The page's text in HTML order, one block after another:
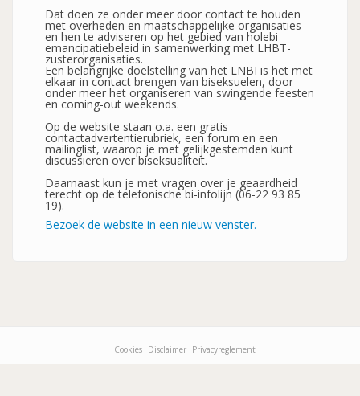
Dat doen ze onder meer door contact te houden
met overheden en maatschappelijke organisaties
en hen te adviseren op het gebied van holebi
emancipatiebeleid in samenwerking met LHBT-
zusterorganisaties.
Een belangrijke doelstelling van het LNBI is het met
elkaar in contact brengen van biseksuelen, door
onder meer het organiseren van swingende feesten
en coming-out weekends.
Op de website staan o.a. een gratis
contactadvertentierubriek, een forum en een
mailinglist, waarop je met gelijkgestemden kunt
discussiëren over biseksualiteit.
Daarnaast kun je met vragen over je geaardheid
terecht op de telefonische bi-infolijn (06-22 93 85
19).
Bezoek de website in een nieuw venster.
Cookies Disclaimer Privacyreglement